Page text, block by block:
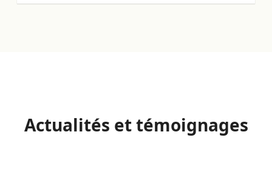
Actualités et témoignages